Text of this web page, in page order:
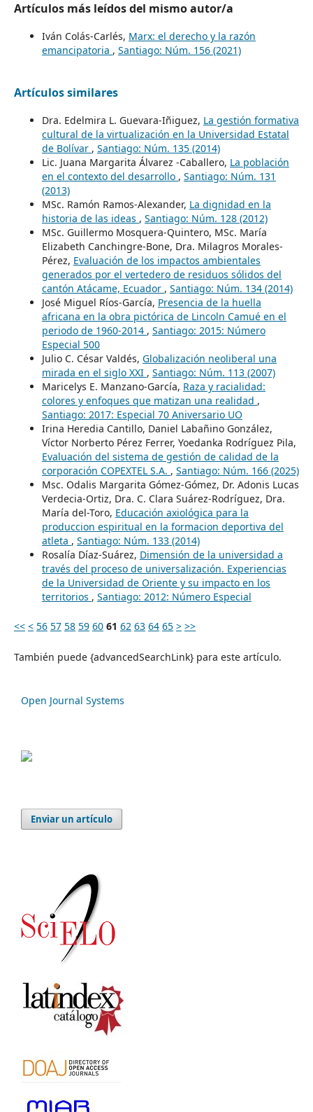
Artículos más leídos del mismo autor/a
Iván Colás-Carlés, Marx: el derecho y la razón
emancipatoria , Santiago: Núm. 156 (2021)
Artículos similares
Dra. Edelmira L. Guevara-Iñiguez, La gestión formativa
cultural de la virtualización en la Universidad Estatal
de Bolívar , Santiago: Núm. 135 (2014)
Lic. Juana Margarita Álvarez -Caballero, La población
en el contexto del desarrollo , Santiago: Núm. 131
(2013)
MSc. Ramón Ramos-Alexander, La dignidad en la
historia de las ideas , Santiago: Núm. 128 (2012)
MSc. Guillermo Mosquera-Quintero, MSc. María
Elizabeth Canchingre-Bone, Dra. Milagros Morales-
Pérez, Evaluación de los impactos ambientales
generados por el vertedero de residuos sólidos del
cantón Atácame, Ecuador , Santiago: Núm. 134 (2014)
José Miguel Ríos-García, Presencia de la huella
africana en la obra pictórica de Lincoln Camué en el
periodo de 1960-2014 , Santiago: 2015: Número
Especial 500
Julio C. César Valdés, Globalización neoliberal una
mirada en el siglo XXI , Santiago: Núm. 113 (2007)
Maricelys E. Manzano-García, Raza y racialidad:
colores y enfoques que matizan una realidad ,
Santiago: 2017: Especial 70 Aniversario UO
Irina Heredia Cantillo, Daniel Labañino González,
Víctor Norberto Pérez Ferrer, Yoedanka Rodríguez Pila,
Evaluación del sistema de gestión de calidad de la
corporación COPEXTEL S.A. , Santiago: Núm. 166 (2025)
Msc. Odalis Margarita Gómez-Gómez, Dr. Adonis Lucas
Verdecia-Ortiz, Dra. C. Clara Suárez-Rodríguez, Dra.
María del-Toro, Educación axiológica para la
produccion espiritual en la formacion deportiva del
atleta , Santiago: Núm. 133 (2014)
Rosalía Díaz-Suárez, Dimensión de la universidad a
través del proceso de universalización. Experiencias
de la Universidad de Oriente y su impacto en los
territorios , Santiago: 2012: Número Especial
<< < 56 57 58 59 60 61 62 63 64 65 > >>
También puede {advancedSearchLink} para este artículo.
Open Journal Systems
Enviar un artículo